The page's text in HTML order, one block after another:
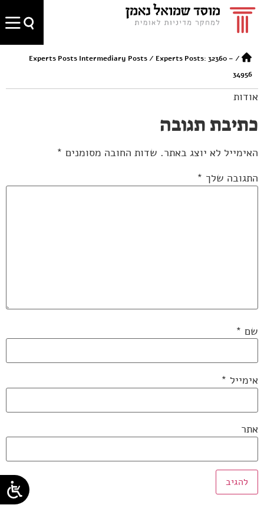
/
Experts Posts Intermediary Posts/ Experts Posts: 32360 –
34956
אודות
כתיבת תגובה
האימייל לא יוצג באתר. שדות החובה מסומנים *
התגובה שלך *
שם *
אימייל *
אתר